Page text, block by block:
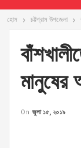
হোম চট্টগ্রাম উপজেলা
মানুষের
On জুলা ১৫, ২০১৯